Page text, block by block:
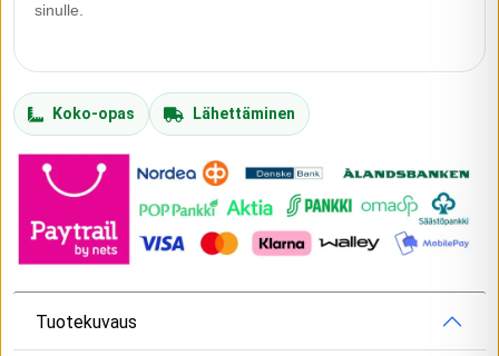
sinulle.
Koko-opas Lähettäminen
Tuotekuvaus